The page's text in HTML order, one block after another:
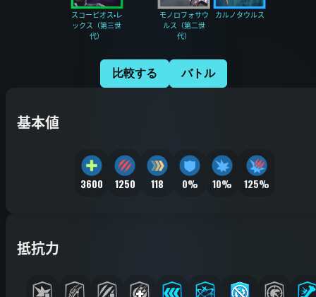
スコーピオス・レ
ックス（第三世
代）
モノロフォサウ
ルス（第二世
代）
カルノタウルス
比較する バトル
基本値
3600 1250 118 0% 10% 125%
抵抗力